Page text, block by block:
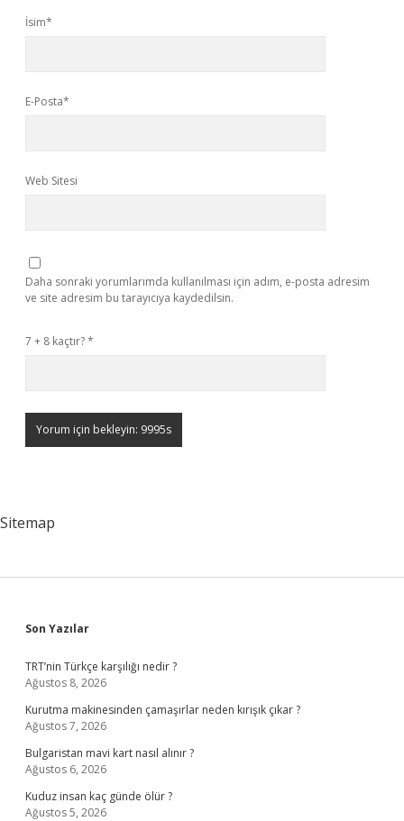
İsim*
E-Posta*
Web Sitesi
Daha sonraki yorumlarımda kullanılması için adım, e-posta adresim
ve site adresim bu tarayıcıya kaydedilsin.
7 + 8 kaçtır?*
Sitemap
Sidebar
Son Yazılar
TRT’nin Türkçe karşılığı nedir ?
Ağustos 8, 2026
Kurutma makinesinden çamaşırlar neden kırışık çıkar ?
Ağustos 7, 2026
Bulgaristan mavi kart nasıl alınır ?
Ağustos 6, 2026
Kuduz insan kaç günde ölür ?
Ağustos 5, 2026